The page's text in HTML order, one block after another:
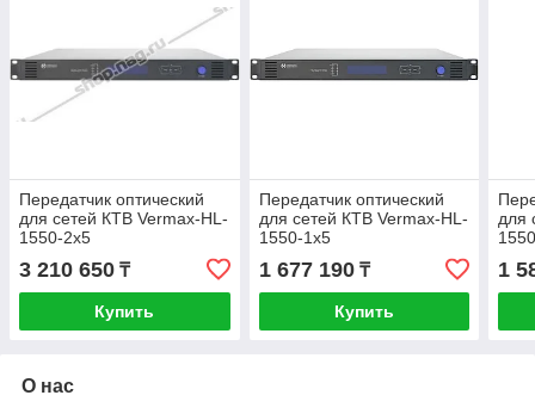
Передатчик оптический
для сетей КТВ Vermax-HL-
1550-2x5
3 210 650 ₸
Купить
Передатчик оптический
для сетей КТВ Vermax-HL-
1550-1x5
1 677 190₸
Купить
для
1
О нас